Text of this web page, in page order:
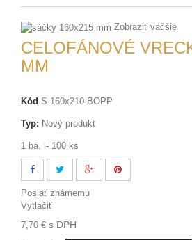
Zobraziť väčšie
CELOFÁNOVÉ
MM
Kód S-160x210-BOPP
Typ: Nový produkt
1 ba. l- 100 ks
Poslať známemu
Vytlačiť
7,70 € s DPH